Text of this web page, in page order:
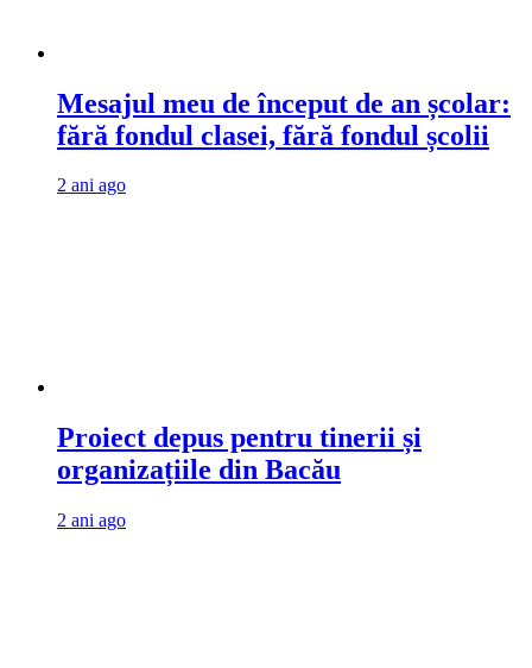
Mesajul meu de început de an școlar:
fără fondul clasei, fără fondul școlii
2 ani ago
Proiect depus pentru tinerii și
organizațiile din Bacău
2 ani ago